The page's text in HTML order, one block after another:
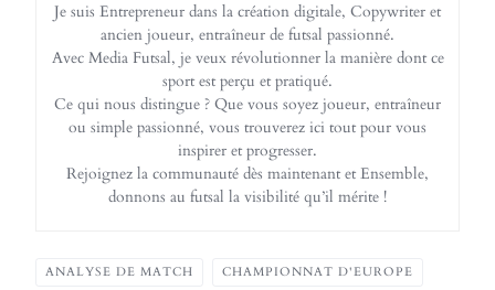
Je suis Entrepreneur dans la création digitale, Copywriter et
ancien joueur, entraîneur de futsal passionné.
Avec Media Futsal, je veux révolutionner la manière dont ce
sport est perçu et pratiqué.
Ce qui nous distingue ? Que vous soyez joueur, entraîneur
ou simple passionné, vous trouverez ici tout pour vous
inspirer et progresser.
Rejoignez la communauté dès maintenant et Ensemble,
donnons au futsal la visibilité qu’il mérite !
ANALYSE DE MATCH CHAMPIONNAT D'EUROPE